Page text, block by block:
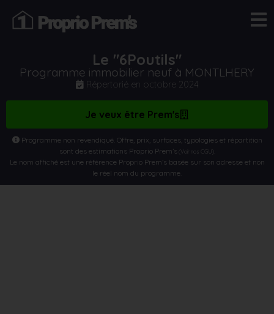
Le "6Poutils"
Programme immobilier neuf à MONTLHERY
Répertorié en octobre 2024
Je veux être Prem's
Programme non revendiqué. Offre, prix, surfaces, typologies et répartition
sont des estimations Proprio Prem’s(Voir nos CGU)
Le nom affiché est une référence Proprio Prem’s basée sur son adresse et non
le réel nom du programme.